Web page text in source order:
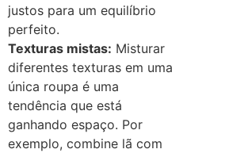
justos para um equilíbrio
perfeito.
Texturas mistas: Misturar
diferentes texturas em uma
única roupa é uma
tendência que está
ganhando espaço. Por
exemplo, combine lã com